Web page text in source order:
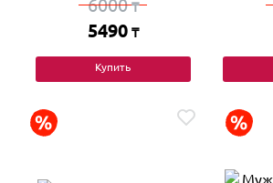
6000₸
5490 ₸
Купить